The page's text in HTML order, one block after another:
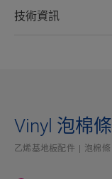
技術資訊
Vinyl 泡棉條
乙烯基地板配件 泡棉條